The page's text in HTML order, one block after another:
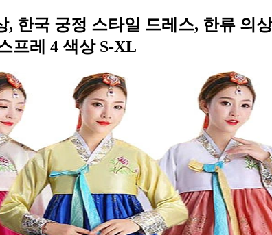
한국 궁정 스타일 드레스, 한류 의
프레 4 색상 S-XL